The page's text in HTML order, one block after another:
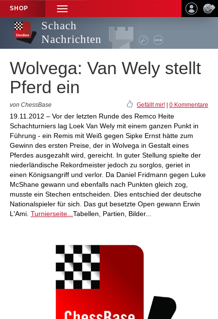
SHOP
TOGGLE
NAVIGATION
Schach
Nachrichten
Wolvega: Van Wely stellt
Pferd ein
von ChessBase Gefällt mir! 0 Kommentare
19.11.2012 – Vor der letzten Runde des Remco Heite
Schachturniers lag Loek Van Wely mit einem ganzen Punkt in
Führung - ein Remis mit Weiß gegen Sipke Ernst hätte zum
Gewinn des ersten Preise, der in Wolvega in Gestalt eines
Pferdes ausgezahlt wird, gereicht. In guter Stellung spielte der
niederländische Rekordmeister jedoch zu sorglos, geriet in
einen Königsangriff und verlor. Da Daniel Fridmann gegen Luke
McShane gewann und ebenfalls nach Punkten gleich zog,
musste ein Stechen entscheiden. Dies entschied der deutsche
Nationalspieler für sich. Das gut besetzte Open gewann Erwin
L'Ami. Turnierseite... Tabellen, Partien, Bilder...